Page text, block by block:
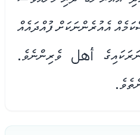
އެއުރެންނަކަށް ފުއްދައެއް
أهل ވެރިންނެވެ.